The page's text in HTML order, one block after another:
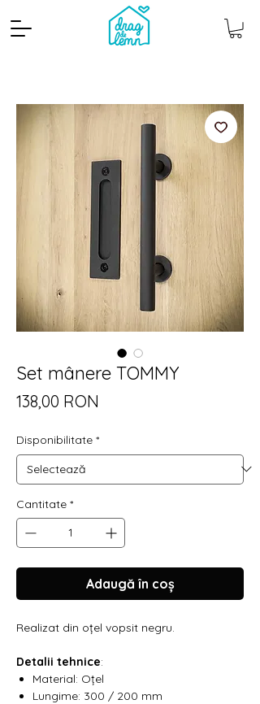
Cantitate mp Pachete
Set mânere TOMMY
138,00 RON
Disponibilitate *
Cantitate *
Adaugă în coș
Realizat din oțel vopsit negru.
Detalii tehnice:
Material: Oțel
Lungime: 300 / 200 mm